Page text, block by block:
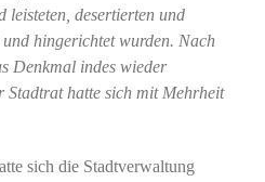
leisteten, desertierten und
hingerichtet wurden. Nach
Denkmal indes wieder
Stadtrat hatte sich mit Mehrheit
sich die Stadtverwaltung